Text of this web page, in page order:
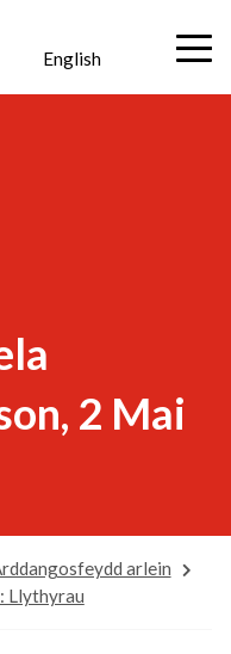
English
2 Mai
arlein
Llythyrau